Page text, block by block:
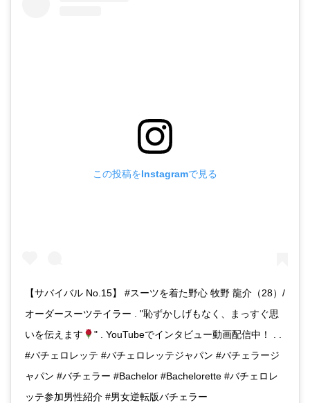
この投稿をInstagramで見る
【サバイバル No.15】 #スーツを着た野心 牧野 龍介（28）/
オーダースーツテイラー . "恥ずかしげもなく、まっすぐ思
いを伝えます
" . YouTubeでインタビュー動画配信中！ . .
#バチェロレッテ #バチェロレッテジャパン #バチェラージ
ャパン #バチェラー #Bachelor #Bachelorette #バチェロレ
ッテ参加男性紹介 #男女逆転版バチェラー